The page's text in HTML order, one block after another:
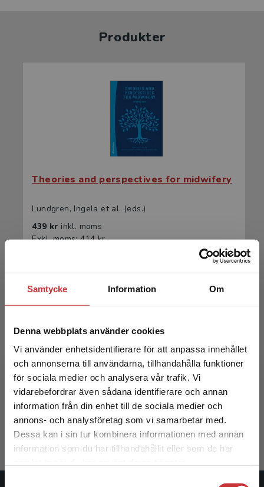
Samtycke Information Om
Denna webbplats använder cookies
Vi använder enhetsidentifierare för att anpassa innehållet
och annonserna till användarna, tillhandahålla funktioner
för sociala medier och analysera vår trafik. Vi
vidarebefordrar även sådana identifierare och annan
information från din enhet till de sociala medier och
annons- och analysföretag som vi samarbetar med.
Dessa kan i sin tur kombinera informationen med annan
information som du har tillhandahållit eller som de har
Begränsad fraktregion
Det verkar som att du besöker
studentlitteratur.se via en enhet utanför Sverige.
Vi erbjuder inte leveranser utanför Sverige. För
Produkter
Theories and perspectives for midwifery
Lundgren, Ingela et al. (eds.)
439 kr inkl. moms
Exkl. moms: 414 kr
Theories and perspectives for midwifery
Lundgren, Ingela et al. (eds.)
286 krinkl. moms
Exkl. moms: 270 kr